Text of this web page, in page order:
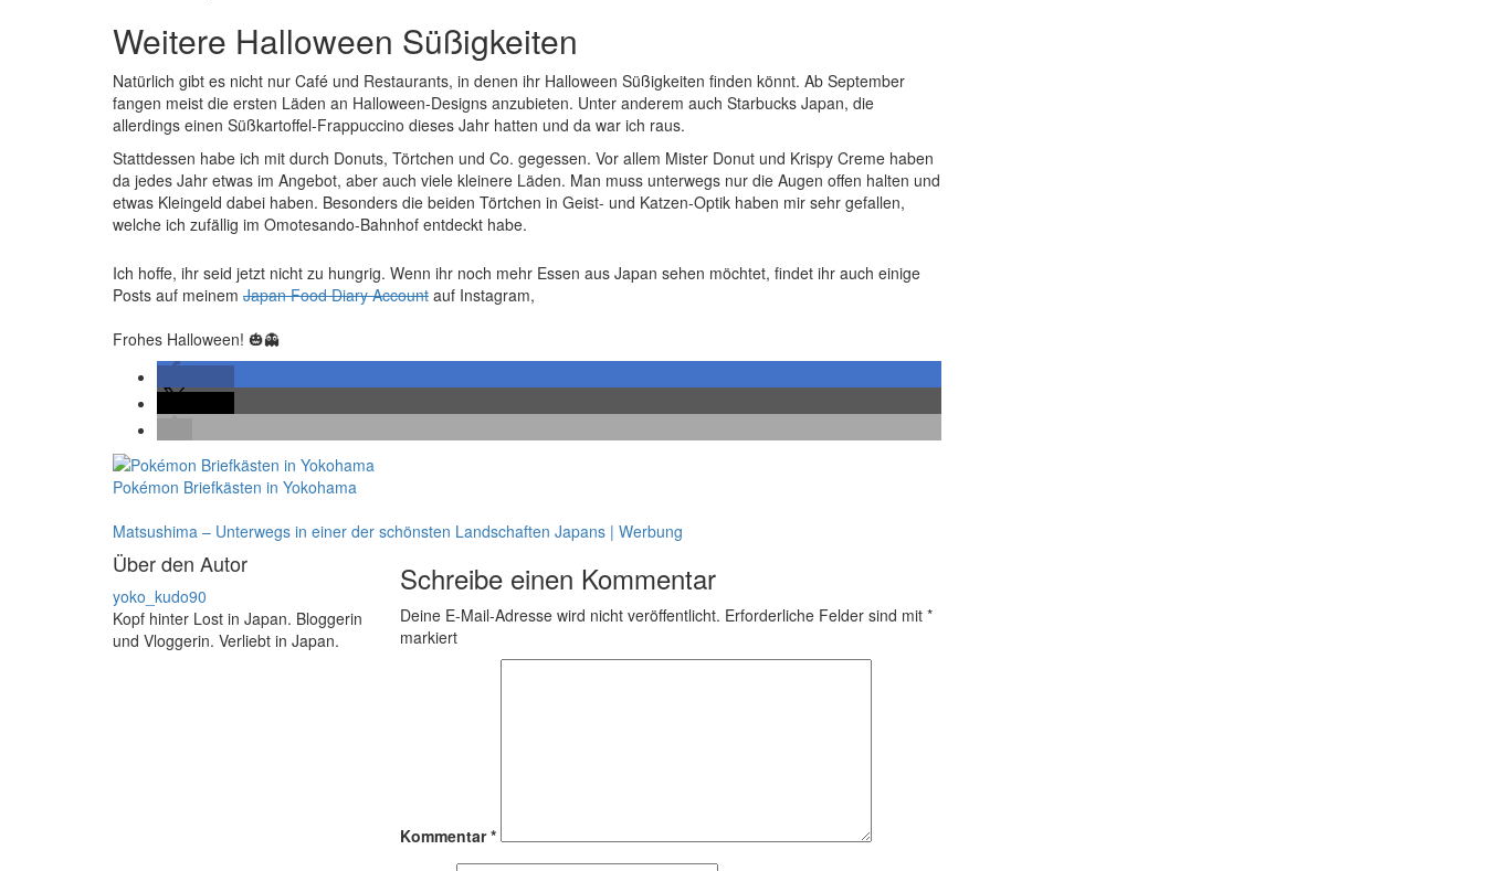
Weitere Halloween Süßigkeiten
Natürlich gibt es nicht nur Café und Restaurants, in denen ihr Halloween Süßigkeiten finden könnt. Ab September
fangen meist die ersten Läden an Halloween-Designs anzubieten. Unter anderem auch Starbucks Japan, die
allerdings einen Süßkartoffel-Frappuccino dieses Jahr hatten und da war ich raus.
Stattdessen habe ich mit durch Donuts, Törtchen und Co. gegessen. Vor allem Mister Donut und Krispy Creme haben
da jedes Jahr etwas im Angebot, aber auch viele kleinere Läden. Man muss unterwegs nur die Augen offen halten und
etwas Kleingeld dabei haben. Besonders die beiden Törtchen in Geist- und Katzen-Optik haben mir sehr gefallen,
welche ich zufällig im Omotesando-Bahnhof entdeckt habe.
Ich hoffe, ihr seid jetzt nicht zu hungrig. Wenn ihr noch mehr Essen aus Japan sehen möchtet, findet ihr auch einige
Posts auf meinem Japan Food Diary Account auf Instagram,
Frohes Halloween! 🎃👻
Pokémon Briefkästen in Yokohama
Matsushima – Unterwegs in einer der schönsten Landschaften Japans | Werbung
Über den Autor
yoko_kudo90
Kopf hinter Lost in Japan. Bloggerin
und Vloggerin. Verliebt in Japan.
Schreibe einen Kommentar
Deine E-Mail-Adresse wird nicht veröffentlicht. Erforderliche Felder sind mit *
markiert
Kommentar*